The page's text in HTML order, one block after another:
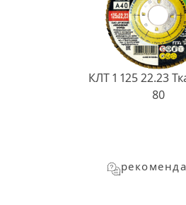
КЛТ 1 125 22.23
80